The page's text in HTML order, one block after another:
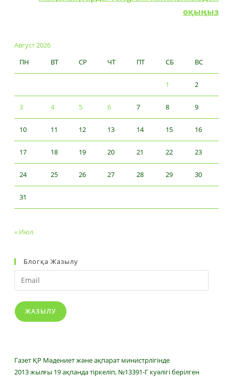
оқыңыз
Август 2026
ПН
ВТ СР ЧТ ПТ СБ ВС
1 2
3 4 5 6 7 8 9
10 11 12 13 14 15 16
17 18 19 20 21 22 23
24 25 26 27 28 29 30
31
« Июл
Блогқа Жазылу
Email
ЖАЗЫЛУ
Газет ҚР Мәдениет және ақпарат министрлігінде
2013 жылғы 19 ақпанда тіркеліп, №13391-Г куәлігі берілген